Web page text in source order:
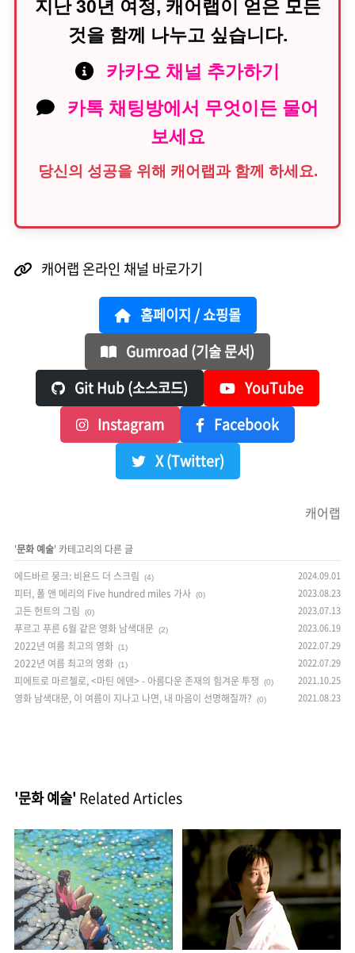
지난 30년 여정, 캐어랩이 얻은 모든
것을 함께 나누고 싶습니다.
카카오 채널 추가하기
카톡 채팅방에서 무엇이든 물어
보세요
당신의 성공을 위해 캐어랩과 함께 하세요.
캐어랩 온라인 채널 바로가기
홈페이지 / 쇼핑몰
Gumroad (기술 문서)
Git Hub (소스코드)
YouTube
Instagram
Facebook
X (Twitter)
캐어랩
'문화 예술' 카테고리의 다른 글
에드바르 뭉크: 비욘드 더 스크림
(4) 2024.09.01
피터, 폴 앤 메리의 Five hundred miles 가사 (0) 2023.08.23
고든 헌트의 그림 (0) 2023.07.13
푸르고 푸른 6월 같은 영화 남색대문 (2) 2023.06.19
2022년 여름 최고의 영화 (1) 2022.07.29
2022년 여름 최고의 영화 (1) 2022.07.29
피에트로 마르첼로, <마틴 에덴> - 아름다운 존재의 힘겨운 투쟁 (0) 2021.10.25
영화 남색대문, 이 여름이 지나고 나면, 내 마음이 선명해질까? (0) 2021.08.23
'문화 예술' Related Articles